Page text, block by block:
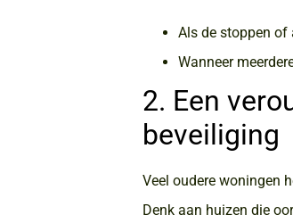
Als de stoppen of
Wanneer
2. Een
beveiliging
Veel oudere woningen
Denk aan huizen die